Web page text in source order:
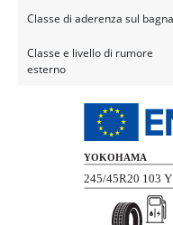
Classe di aderenza sul
Classe e livello di rumore
esterno